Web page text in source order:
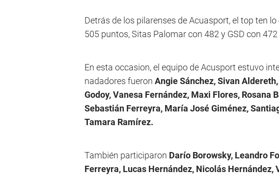
Detrás de los pilarenses de Acuasport, el top ten
505 puntos, Sitas Palomar con 482 y GSD con
En esta occasion, el equipo de Acusport estuvo
nadadores fueron Angie Sánchez, Sivan
Godoy, Vanesa Fernández, Maxi Flores, Rosana
Sebastián Ferreyra, María José Giménez,
Tamara Ramírez.
También participaron Darío Borowsky, Leandro
Ferreyra, Lucas Hernández, Nicolás Hernández,